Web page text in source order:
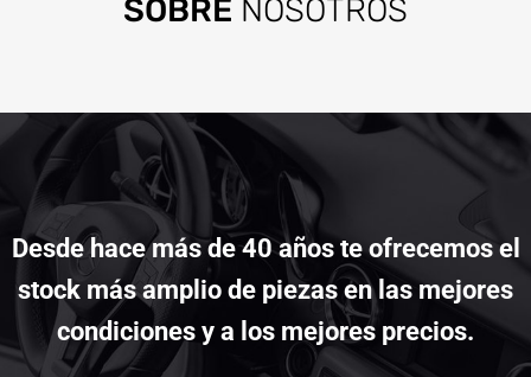
SOBRE NOSOTROS
Desde hace más de 40 años te ofrecemos el
stock más amplio de piezas en las mejores
condiciones y a los mejores precios.